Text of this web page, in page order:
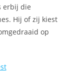
erbij die
Hij of zij kiest
op